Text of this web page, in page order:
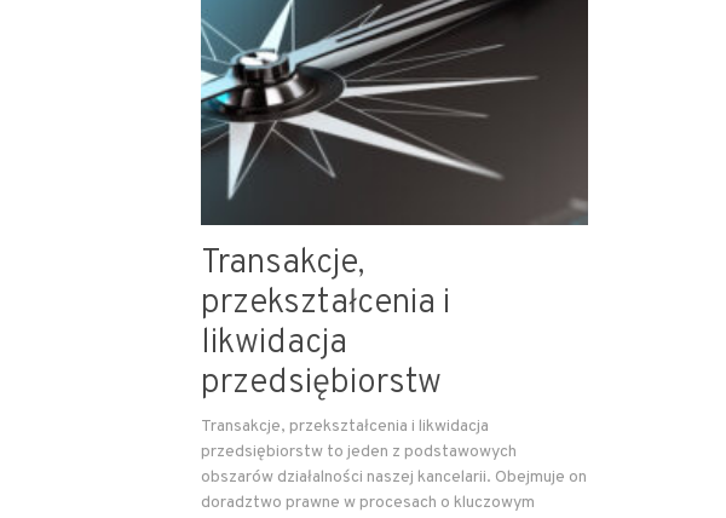
Transakcje,
przekształcenia i
likwidacja
przedsiębiorstw
Transakcje, przekształcenia i likwidacja
przedsiębiorstw to jeden z podstawowych
obszarów działalności naszej kancelarii. Obejmuje on
doradztwo prawne w procesach o kluczowym